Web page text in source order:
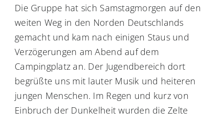
Rostocker
Heide
Die Gruppe hat sich Samstagmorgen auf den
weiten Weg in den Norden Deutschlands
gemacht und kam nach einigen Staus und
Verzögerungen am Abend auf dem
Campingplatz an. Der Jugendbereich dort
begrüßte uns mit lauter Musik und heiteren
jungen Menschen. Im Regen und kurz von
Einbruch der Dunkelheit wurden die Zelte